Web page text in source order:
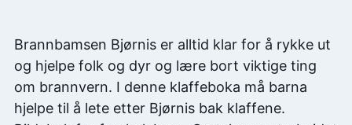
Brannbamsen Bjørnis er alltid klar for å rykke ut
og hjelpe folk og dyr og lære bort viktige ting
om brannvern. I denne klaffeboka må barna
hjelpe til å lete etter Bjørnis bak klaffene.